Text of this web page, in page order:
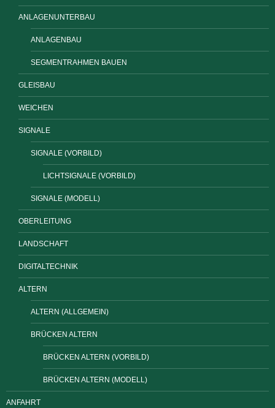
ANLAGENUNTERBAU
ANLAGENBAU
SEGMENTRAHMEN BAUEN
GLEISBAU
WEICHEN
SIGNALE
SIGNALE (VORBILD)
LICHTSIGNALE (VORBILD)
SIGNALE (MODELL)
OBERLEITUNG
LANDSCHAFT
DIGITALTECHNIK
ALTERN
ALTERN (ALLGEMEIN)
BRÜCKEN ALTERN
BRÜCKEN ALTERN (VORBILD)
BRÜCKEN ALTERN (MODELL)
ANFAHRT